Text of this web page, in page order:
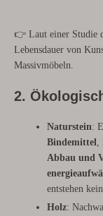
👉 Laut einer Studie
Lebensdauer von
Massivmöbeln.
2.
Naturstein:
Bindemittel
Abbau und
entstehen
Holz: